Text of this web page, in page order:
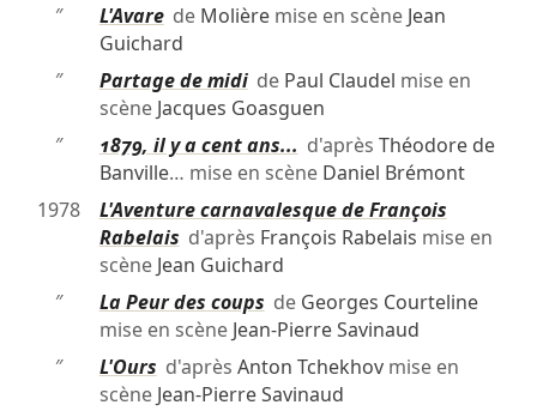
″
L'Avarede Molièremise en scène Jean
Guichard
″
Partage de midide Paul Claudel mise en
scène Jacques Goasguen
″
1879, il y a cent ans... d'après Théodore de
Banville… mise en scène Daniel Brémont
1978
L'Aventure carnavalesque de François
Rabelais d'après François Rabelais mise en
scène Jean Guichard
″
La Peur des coups de Georges Courteline
mise en scène Jean-Pierre Savinaud
″
L'Ours d'après Anton Tchekhovmise en
scène Jean-Pierre Savinaud